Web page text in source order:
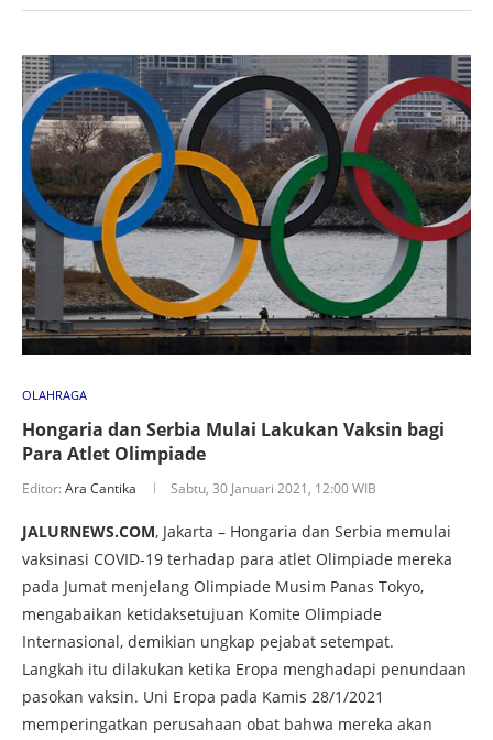
OLAHRAGA
Hongaria dan Serbia Mulai Lakukan Vaksin bagi
Para Atlet Olimpiade
Editor: Ara Cantika Sabtu, 30 Januari 2021, 12:00 WIB
JALURNEWS.COM, Jakarta – Hongaria dan Serbia memulai
vaksinasi COVID-19 terhadap para atlet Olimpiade mereka
pada Jumat menjelang Olimpiade Musim Panas Tokyo,
mengabaikan ketidaksetujuan Komite Olimpiade
Internasional, demikian ungkap pejabat setempat.
Langkah itu dilakukan ketika Eropa menghadapi penundaan
pasokan vaksin. Uni Eropa pada Kamis 28/1/2021
memperingatkan perusahaan obat bahwa mereka akan